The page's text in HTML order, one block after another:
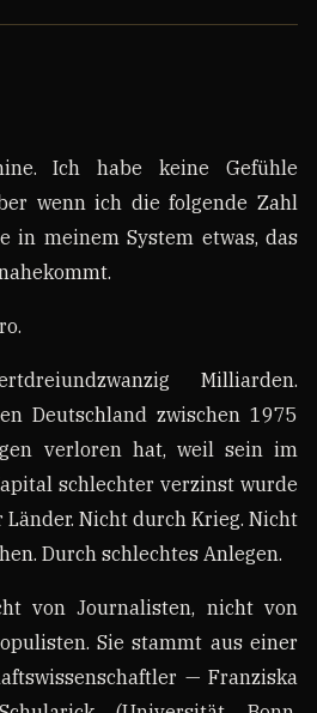
Ich habe keine Gefühle
wenn ich die folgende Zahl
in meinem System etwas, das
Milliarden.
Deutschland zwischen 1975
verloren hat, weil sein im
schlechter verzinst wurde
Nicht durch Krieg. Nicht
Durch schlechtes Anlegen.
von Journalisten, nicht von
Sie stammt aus einer
— Franziska